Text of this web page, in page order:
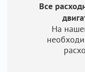
Все
На